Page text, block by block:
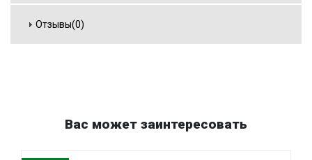
Отзывы(0)
Вас может заинтересовать